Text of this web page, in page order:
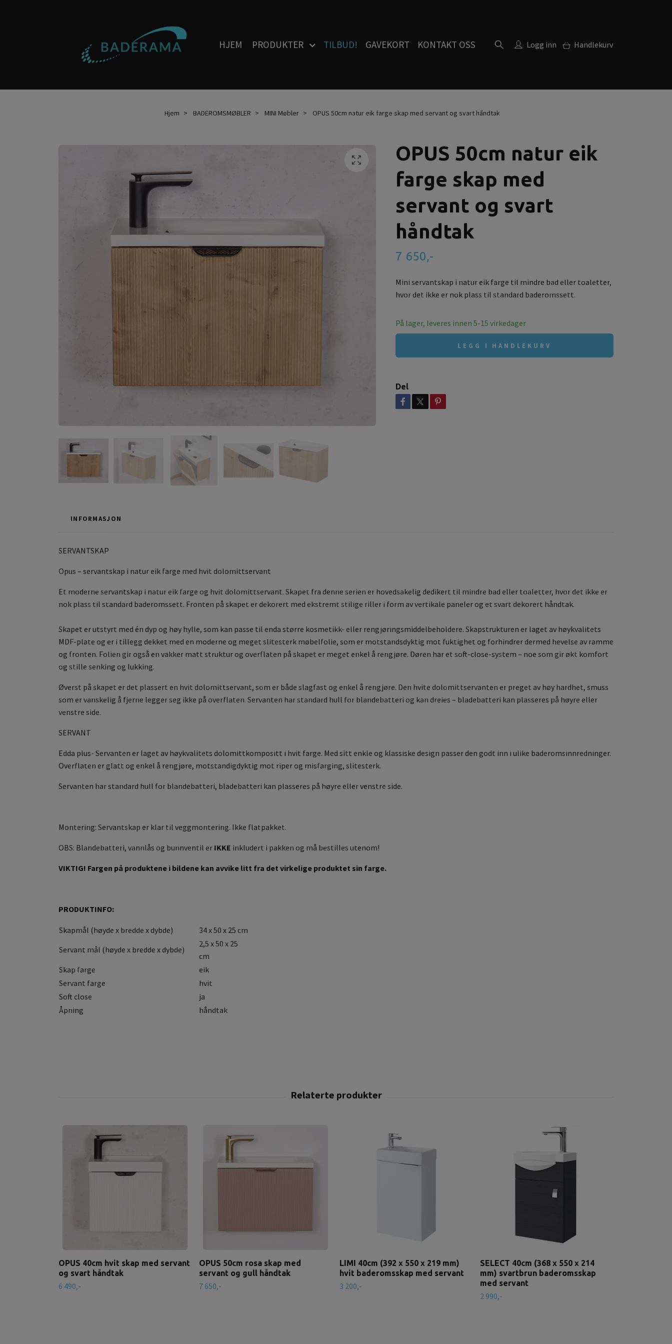
HJEM PRODUKTER TILBUD! GAVEKORT KONTAKT OSS Logg inn Handlekurv
Hjem BADEROMSMØBLER MINI Møbler OPUS 50cm natur eik farge skap med servant og svart håndtak
OPUS 50cm natur eik
farge skap med
servant og svart
håndtak
7 650,-
Mini servantskap i natur eik farge til mindre bad eller toaletter,
hvor det ikke er nok plass til standard baderomssett.
På lager, leveres innen 5-15 virkedager
LEGG I HANDLEKURV
Del
INFORMASJON
SERVANTSKAP
Opus – servantskap i natur eik farge med hvit dolomittservant
Et moderne servantskap i natur eik farge og hvit dolomittservant. Skapet fra denne serien er hovedsakelig dedikert til mindre bad eller toaletter, hvor det ikke er
nok plass til standard baderomssett. Fronten på skapet er dekorert med ekstremt stilige riller i form av vertikale paneler og et svart dekorert håndtak.
Skapet er utstyrt med én dyp og høy hylle, som kan passe til enda større kosmetikk- eller rengjøringsmiddelbeholdere. Skapstrukturen er laget av høykvalitets
MDF-plate og er i tillegg dekket med en moderne og meget slitesterk møbelfolie, som er motstandsdyktig mot fuktighet og forhindrer dermed hevelse av ramme
og fronten. Folien gir også en vakker matt struktur og overflaten på skapet er meget enkel å rengjøre. Døren har et soft-close-system – noe som gir økt komfort
og stille senking og lukking.
Øverst på skapet er det plassert en hvit dolomittservant, som er både slagfast og enkel å rengjøre. Den hvite dolomittservanten er preget av høy hardhet, smuss
som er vanskelig å fjerne legger seg ikke på overflaten. Servanten har standard hull for blandebatteri og kan dreies – bladebatteri kan plasseres på høyre eller
venstre side.
SERVANT
Edda plus- Servanten er laget av høykvalitets dolomittkompositt i hvit farge. Med sitt enkle og klassiske design passer den godt inn i ulike baderomsinnredninger.
Overflaten er glatt og enkel å rengjøre, motstandigdyktig mot riper og misfarging, slitesterk.
Servanten har standard hull for blandebatteri, bladebatteri kan plasseres på høyre eller venstre side.
Montering: Servantskap er klar til veggmontering. Ikke flatpakket.
OBS: Blandebatteri, vannlås og bunnventil er IKKE inkludert i pakken og må bestilles utenom!
VIKTIG! Fargen på produktene i bildene kan avvike litt fra det virkelige produktet sin farge.
PRODUKTINFO:
Skapmål (høyde x bredde x dybde)
34 x 50 x 25 cm
Servant mål (høyde x bredde x dybde)
2,5 x 50 x 25
cm
Skap farge
eik
Servant farge
hvit
Soft close
ja
Åpning
håndtak
OPUS 40cm hvit skap med servant
og svart håndtak
6 490,-
OPUS 50cm rosa skap med
servant og gull håndtak
7 650,-
LIMI 40cm (392 x 550 x 219 mm)
hvit baderomsskap med servant
3 200,-
SELECT 40cm (368 x 550 x 214
mm) svartbrun baderomsskap
med servant
2 990,-